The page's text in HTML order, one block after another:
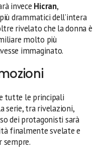
invece Hicran,
drammatici dell’intera
rivelato che la donna è
molto più
immaginato.
tutte le principali
serie, tra rivelazioni,
dei protagonisti sarà
finalmente svelate e
sempre.